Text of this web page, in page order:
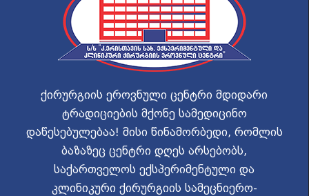
ქირურგიის ეროვნული ცენტრი მდიდარი
ტრადიციების მქონე სამედიცინო
დაწესებულებაა! მისი წინამორბედი, რომლის
ბაზაზეც ცენტრი დღეს არსებობს,
საქართველოს ექსპერიმენტული და
კლინიკური ქირურგიის სამეცნიერო-